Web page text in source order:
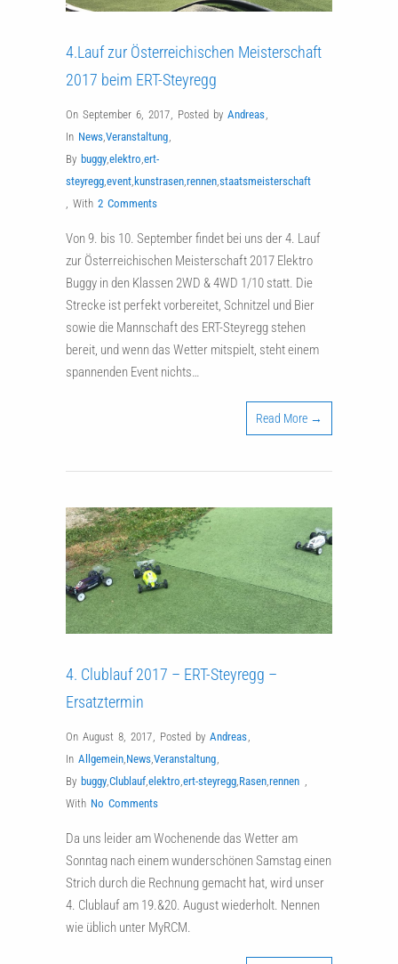
4.Lauf zur Österreichischen Meisterschaft
2017 beim ERT-Steyregg
On September 6, 2017 Posted by Andreas
In News Veranstaltung
By buggy elektro ert-
steyregg event kunstrasen rennen staatsmeisterschaft
With 2 Comments
Von 9. bis 10. September findet bei uns der 4. Lauf
zur Österreichischen Meisterschaft 2017 Elektro
Buggy in den Klassen 2WD & 4WD 1/10 statt. Die
Strecke ist perfekt vorbereitet, Schnitzel und Bier
sowie die Mannschaft des ERT-Steyregg stehen
bereit, und wenn das Wetter mitspielt, steht einem
spannenden Event nichts…
Read More →
4. Clublauf 2017 – ERT-Steyregg –
Ersatztermin
On August 8, 2017 Posted by Andreas
In Allgemein News Veranstaltung
By buggy Clublauf elektro ert-steyregg Rasen rennen
With No Comments
Da uns leider am Wochenende das Wetter am
Sonntag nach einem wunderschönen Samstag einen
Strich durch die Rechnung gemacht hat, wird unser
4. Clublauf am 19.&20. August wiederholt. Nennen
wie üblich unter MyRCM.